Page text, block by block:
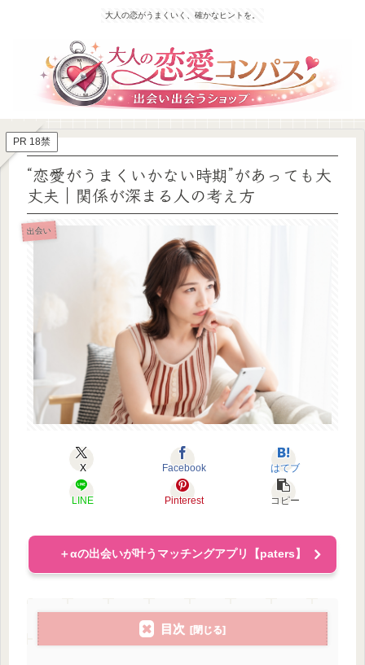
大人の恋がうまくいく、確かなヒントを。
PR 18禁
“恋愛がうまくいかない時期”があっても大
丈夫｜関係が深まる人の考え方
出会い
X Facebook はてブ
LINE Pinterest コピー
＋αの出会いが叶うマッチングアプリ【paters】
目次